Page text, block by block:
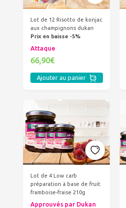
Lot de 12 Risotto de konjac
aux champignons dukan
Prix en baisse -5%
Attaque
66,90€
Ajouter au panier
Lot de 4 Low carb
préparation à base de fruit
framboise-fraise 210g
Approuvés par Dukan